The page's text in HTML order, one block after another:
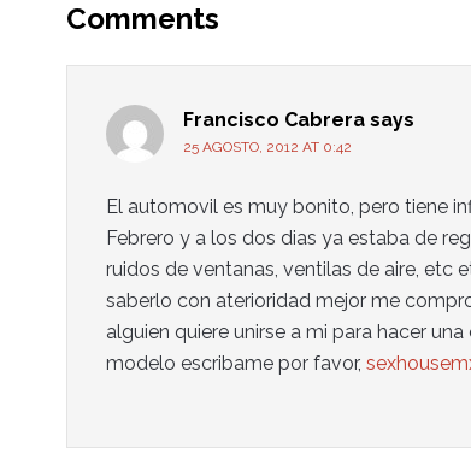
Comments
Francisco Cabrera says
25 AGOSTO, 2012 AT 0:42
El automovil es muy bonito, pero tiene
Febrero y a los dos dias ya estaba de
ruidos de ventanas, ventilas de aire, etc
saberlo con aterioridad mejor me
alguien quiere unirse a mi para hacer
modelo escribame por favor,